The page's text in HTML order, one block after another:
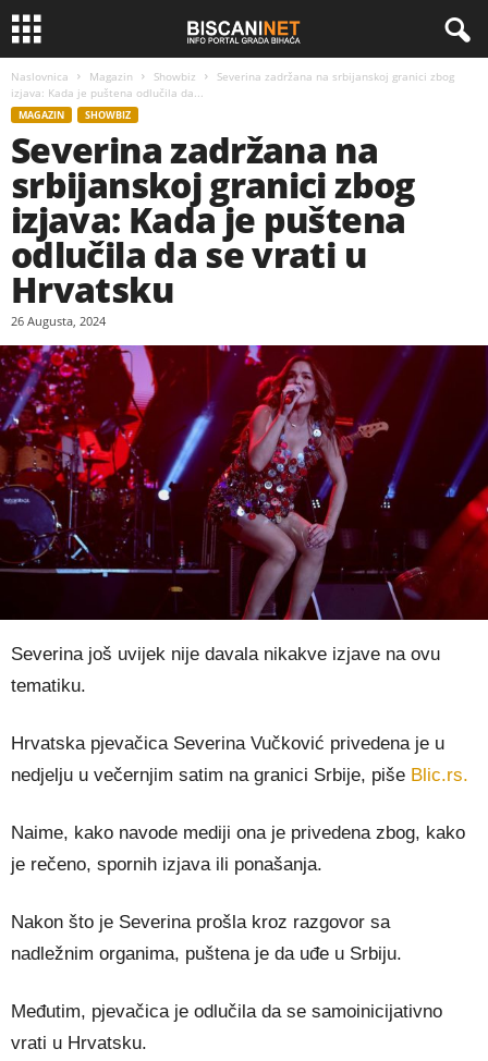
Naslovnica Magazin Showbiz
Severina zadržana na srbijanskoj granici zbog
izjava: Kada je puštena odlučila da...
MAGAZIN SHOWBIZ
Severina zadržana na
srbijanskoj granici zbog
izjava: Kada je puštena
odlučila da se vrati u
Hrvatsku
26 Augusta, 2024
Severina još uvijek nije davala nikakve izjave na ovu
tematiku.
Hrvatska pjevačica Severina Vučković privedena je u
nedjelju u večernjim satim na granici Srbije, piše Blic.rs.
Naime, kako navode mediji ona je privedena zbog, kako
je rečeno, spornih izjava ili ponašanja.
Nakon što je Severina prošla kroz razgovor sa
nadležnim organima, puštena je da uđe u Srbiju.
Međutim, pjevačica je odlučila da se samoinicijativno
vrati u Hrvatsku.